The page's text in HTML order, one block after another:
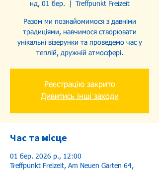
нд, 01 бер. Treffpunkt Freizeit
Разом ми познайомимося з давніми
традиціями, навчимося створювати
унікальні візерунки та проведемо час у
теплій, дружній атмосфері.
Реєстрацію закрито
Дивитись інші заходи
Час та місце
01 бер. 2026 р., 12:00
Treffpunkt Freizeit, Am Neuen Garten 64,